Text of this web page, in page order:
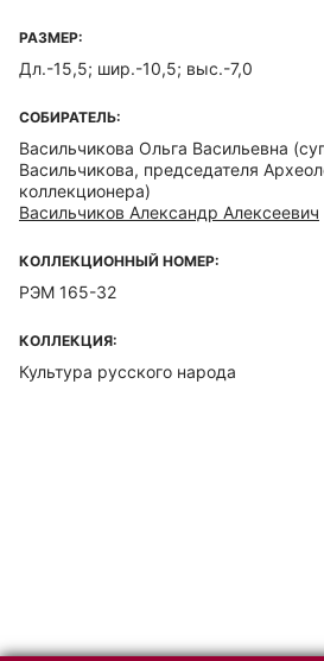
РАЗМЕР:
Дл.-15,5; шир.-10,5; выс.-7,0
СОБИРАТЕЛЬ:
Васильчикова Ольга Васильевна
Васильчикова, председателя
коллекционера)
Васильчиков Александр Алексеевич
КОЛЛЕКЦИОННЫЙ НОМЕР:
РЭМ 165-32
КОЛЛЕКЦИЯ:
Культура русского народа